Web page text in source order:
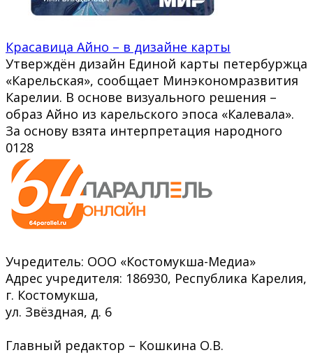
Красавица Айно – в дизайне карты
Утверждён дизайн Единой карты петербуржца
«Карельская», сообщает Минэкономразвития
Карелии. В основе визуального решения –
образ Айно из карельского эпоса «Калевала».
За основу взята интерпретация народного
0128
Учредитель: ООО «Костомукша-Медиа»
Адрес учредителя: 186930, Республика Карелия,
г. Костомукша,
ул. Звёздная, д. 6
Главный редактор – Кошкина О.В.